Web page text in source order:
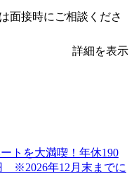
面接時にご相談くださ
詳細を表示